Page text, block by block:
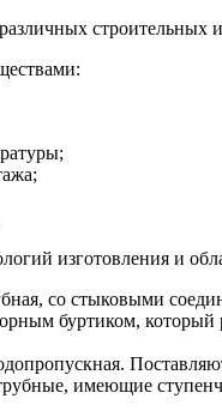
строительных
изготовления и
со стыковыми
буртиком, который
имеющие